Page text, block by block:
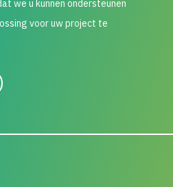
we u kunnen ondersteunen
voor uw project te